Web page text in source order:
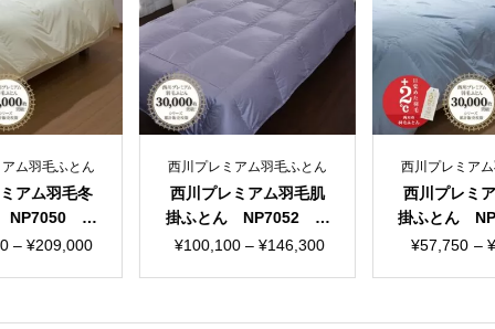
西川プレミアム羽毛ふとん
西川プレミアム羽毛肌
掛ふとん NP7052 綿
100％ 80ラムコサテ
¥100,100 146,300
西川プレミアム羽毛ふとん
西川プレミアム羽毛合
掛ふとん NP7050 綿
100％ 60サテン 日本
¥57,750 109,725